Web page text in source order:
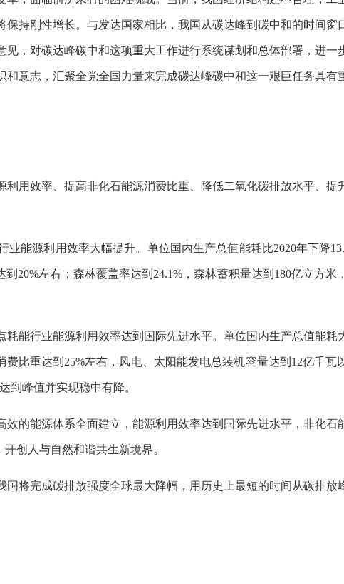
持刚性增长。与发达国家相比，我国从碳达峰到碳中和的时间窗
，对碳达峰碳中和这项重大工作进行系统谋划和总体部署，进一
意志，汇聚全党全国力量来完成碳达峰碳中和这一艰巨任务具有
用效率、提高非化石能源消费比重、降低二氧化碳排放水平、提
能源利用效率大幅提升。单位国内生产总值能耗比2020年下降
20%左右；森林覆盖率达到24.1%，森林蓄积量达到180亿立方米
能行业能源利用效率达到国际先进水平。单位国内生产总值能耗
比重达到25%左右，风电、太阳能发电总装机容量达到12亿千瓦
到峰值并实现稳中有降。
的能源体系全面建立，能源利用效率达到国际先进水平，非化石
创人与自然和谐共生新境界。
将完成碳排放强度全球最大降幅，用历史上最短的时间从碳排放